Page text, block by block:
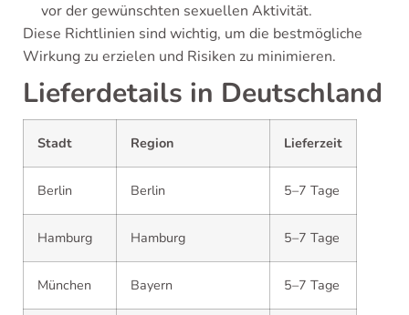
vor der gewünschten sexuellen Aktivität.
Diese Richtlinien sind wichtig, um die bestmögliche
Wirkung zu erzielen und Risiken zu minimieren.
Lieferdetails in Deutschland
Stadt Region Lieferzeit
Berlin Berlin 5–7 Tage
Hamburg Hamburg 5–7 Tage
München Bayern 5–7 Tage